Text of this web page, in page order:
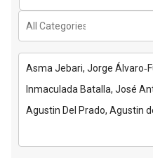
Asma Jebari, Jorge
Inmaculada Batalla, José
Agustin Del Prado, Agustin